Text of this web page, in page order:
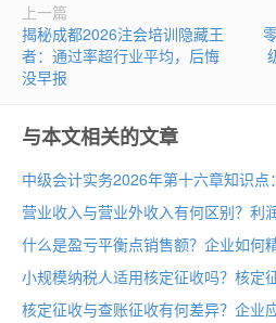
上一篇
揭秘成都2026注会培训隐藏王
者：通过率超行业平均，后悔
没早报
与本文相关的文章
中级会计实务2026年第十六章知识点
营业收入与营业外收入有何区别？利
什么是盈亏平衡点销售额？企业如何
小规模纳税人适用核定征收吗？核定
核定征收与查账征收有何差异？企业